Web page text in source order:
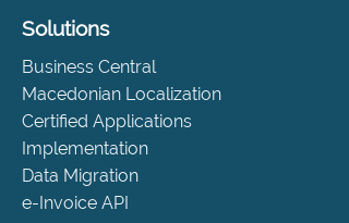
Solutions
Business Central
Macedonian Localization
Certified Applications
Implementation
Data Migration
e-Invoice API